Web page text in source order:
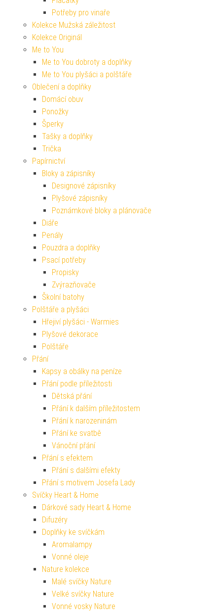
Potřeby pro vinaře
Kolekce Mužská záležitost
Kolekce Originál
Me to You
Me to You dobroty a doplňky
Me to You plyšáci a polštáře
Oblečení a doplňky
Domácí obuv
Ponožky
Šperky
Tašky a doplňky
Trička
Papírnictví
Bloky a zápisníky
Designové zápisníky
Plyšové zápisníky
Poznámkové bloky a plánovače
Diáře
Penály
Pouzdra a doplňky
Psací potřeby
Propisky
Zvýrazňovače
Školní batohy
Polštáře a plyšáci
Hřejiví plyšáci - Warmies
Plyšové dekorace
Polštáře
Přání
Kapsy a obálky na peníze
Přání podle příležitosti
Dětská přání
Přání k dalším příležitostem
Přání k narozeninám
Přání ke svatbě
Vánoční přání
Přání s efektem
Přání s dalšími efekty
Přání s motivem Josefa Lady
Svíčky Heart & Home
Dárkové sady Heart & Home
Difuzéry
Doplňky ke svíčkám
Aromalampy
Vonné oleje
Nature kolekce
Malé svíčky Nature
Velké svíčky Nature
Vonné vosky Nature